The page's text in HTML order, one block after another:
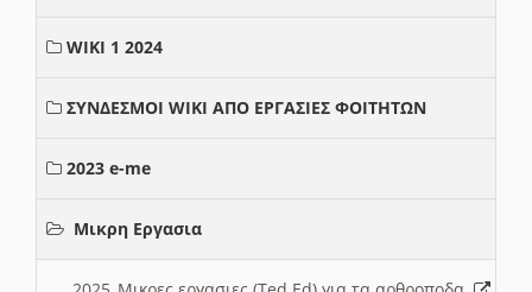
WIKI 1 2024
ΣΥΝΔΕΣΜΟΙ WIKI ΑΠΟ ΕΡΓΑΣΙΕΣ ΦΟΙΤΗΤΩΝ
2023 e-me
Μικρη Εργασια